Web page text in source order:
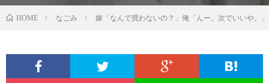
HOME なごみ 嫁「なんで買わないの？」俺「んー。次でいいや。